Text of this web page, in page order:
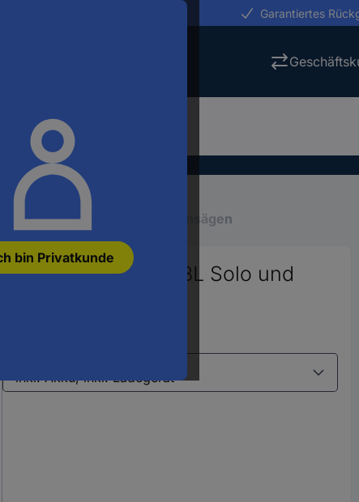
bin Privatkunde
Garantiertes
& Heckenpflege Kettensägen
GE-PS 18/15 Li BL Solo und